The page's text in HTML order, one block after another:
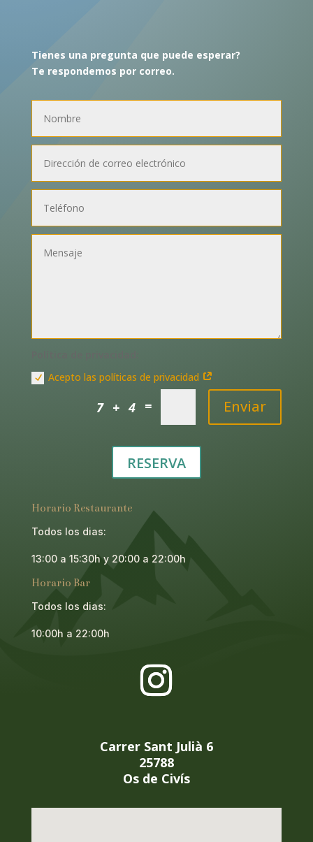
Tienes una pregunta que puede esperar?
Te respondemos por correo.
Acepto las políticas de privacidad
7 + 4 = Enviar
RESERVA
Horario Restaurante
Todos los dias:
13:00 a 15:30h y 20:00 a 22:00h
Horario Bar
Todos los dias:
10:00h a 22:00h
Carrer Sant Julià 6
25788
Os de Civís